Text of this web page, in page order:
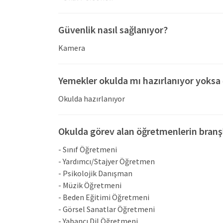
çocukların matematikle ilgili “neden”
bağlantılı matematik becerilerini en üst
dayalı aktiviteler ve araştırmalar kullanılır.
Özel TAD Çekmeköy Anaokulu felsefesinde
tahmin yürütme, rutinler bulma ve fikirlerini dile
Güvenlik nasıl sağlanıyor?
Kamera
Yemekler okulda mı hazırlanıyor
Okulda hazırlanıyor
Okulda görev alan öğretmenlerin
- Sınıf Öğretmeni
- Yardımcı/Stajyer Öğretmen
- Psikolojik Danışman
- Müzik Öğretmeni
- Beden Eğitimi Öğretmeni
- Görsel Sanatlar Öğretmeni
- Yabancı Dil Öğretmeni